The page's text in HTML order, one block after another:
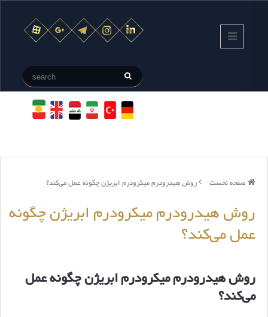
صفحه نخست روش هیدرودرم میکرودرم ابریژن چگونه عمل می‌کند؟
روش هیدرودرم میکرودرم ابریژن چگونه
عمل می‌کند؟
روش هیدرودرم میکرودرم ابریژن چگونه عمل
می‌کند؟